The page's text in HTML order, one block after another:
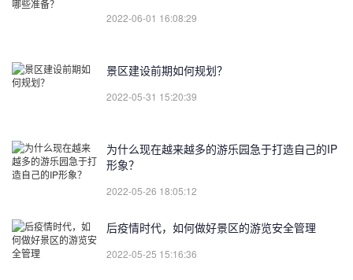
2022-06-01 16:08:29
景区建设前期如何规划？
2022-05-31 15:20:39
为什么现在越来越多的游乐园急于打造自己的IP
形象？
2022-05-26 18:05:12
后疫情时代，如何做好景区的游览安全管理
2022-05-25 15:16:36